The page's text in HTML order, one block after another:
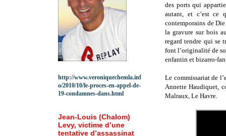
des ports qui
autant, et c’est ce
contemporains de
la gravure sur bois
regard tendre qui se
font l’originalité de
enfantin et bizarro-
Le commissariat de
Annette Haudiquet,
Malraux, Le Havre.
http://www.veroniquechemla.inf
o/2010/10/le-proces-en-appel-de-
19-condamnes-dans.html
Jean-Louis (Chalom)
Levy, victime d’une
tentative d’assassinat